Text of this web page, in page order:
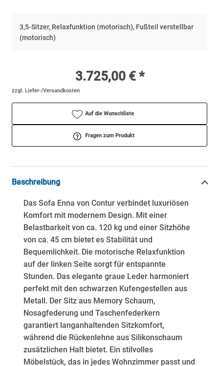
3,5-Sitzer, Relaxfunktion (motorisch), Fußteil verstellbar
(motorisch)
3.725,00 € *
zzgl. Liefer-/Versandkosten
Auf die Wunschliste
Fragen zum Produkt
Beschreibung
Das Sofa Enna von Contur verbindet luxuriösen
Komfort mit modernem Design. Mit einer
Belastbarkeit von ca. 120 kg und einer Sitzhöhe
von ca. 45 cm bietet es Stabilität und
Bequemlichkeit. Die motorische Relaxfunktion
auf der linken Seite sorgt für entspannte
Stunden. Das elegante graue Leder harmoniert
perfekt mit den schwarzen Kufengestellen aus
Metall. Der Sitz aus Memory Schaum,
Nosagfederung und Taschenfederkern
garantiert langanhaltenden Sitzkomfort,
während die Rückenlehne aus Silikonschaum
zusätzlichen Halt bietet. Ein stilvolles
Möbelstück, das in jedes Wohnzimmer passt und